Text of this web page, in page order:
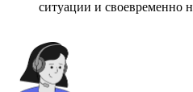
ситуации и своевременно